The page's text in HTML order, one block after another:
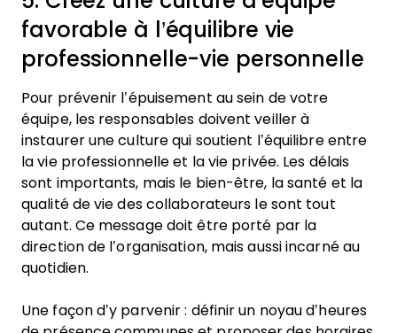
favorable à l’équilibre vie
professionnelle-vie personnelle
Pour prévenir l’épuisement au sein de votre
équipe, les responsables doivent veiller à
instaurer une culture qui soutient l’équilibre entre
la vie professionnelle et la vie privée. Les délais
sont importants, mais le bien-être, la santé et la
qualité de vie des collaborateurs le sont tout
autant. Ce message doit être porté par la
direction de l’organisation, mais aussi incarné au
quotidien.
Une façon d’y parvenir : définir un noyau d’heures